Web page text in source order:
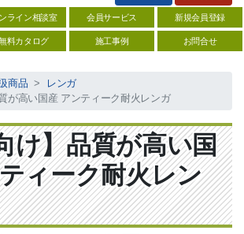
ライン相談室 会員サービス 新規会員登録
料カタログ 施工事例 お問合せ
商品
レンガ
が高い国産 アンティーク耐火レンガ
け】品質が高い国
ィーク耐火レン
ズ一覧表】
ズ一覧】
イズ一覧】
ト
テナンス用品